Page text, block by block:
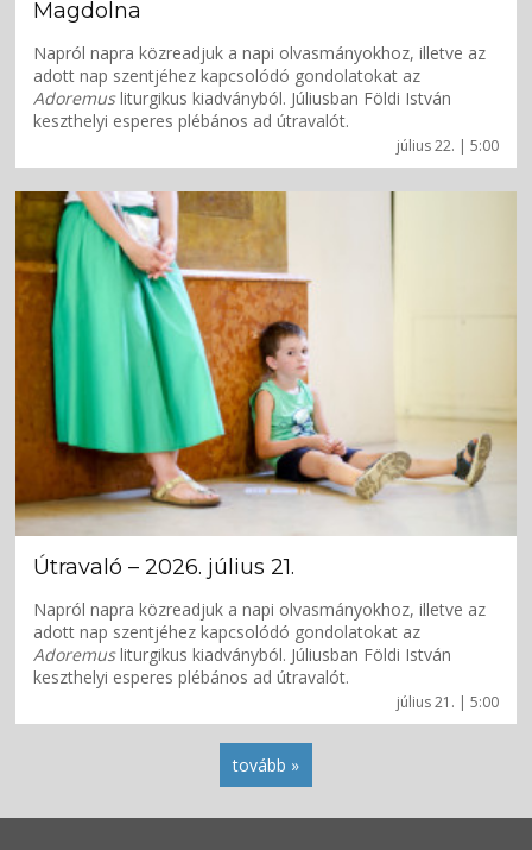
július 22. | 5:00
Magdolna
Napról napra közreadjuk a napi olvasmányokhoz, illetve az
adott nap szentjéhez kapcsolódó gondolatokat az
Adoremusliturgikus kiadványból. Júliusban Földi István
keszthelyi esperes plébános ad útravalót.
július 21. | 5:00
Útravaló – 2026. július 21.
Napról napra közreadjuk a napi olvasmányokhoz, illetve az
adott nap szentjéhez kapcsolódó gondolatokat az
Adoremusliturgikus kiadványból. Júliusban Földi István
keszthelyi esperes plébános ad útravalót.
tovább »